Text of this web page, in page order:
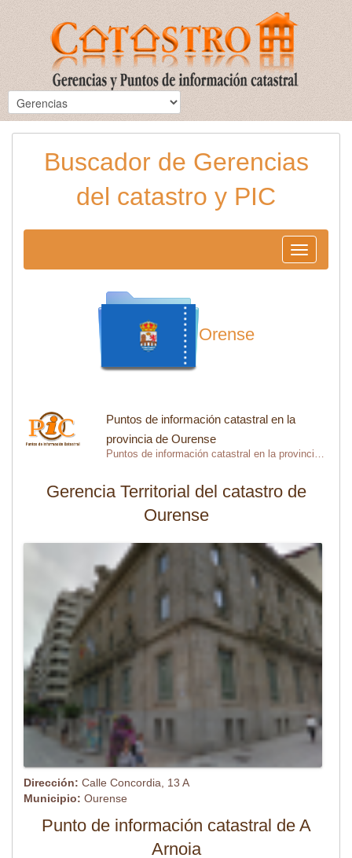
Buscador de Gerencias
del catastro y PIC
Toggle
navigation
Orense
Puntos de información catastral en la
provincia de Ourense
Puntos de información catastral en la provincia de Ourense
Gerencia Territorial del catastro de
Ourense
Dirección: Calle Concordia, 13 A
Municipio: Ourense
Punto de información catastral de A
Arnoia